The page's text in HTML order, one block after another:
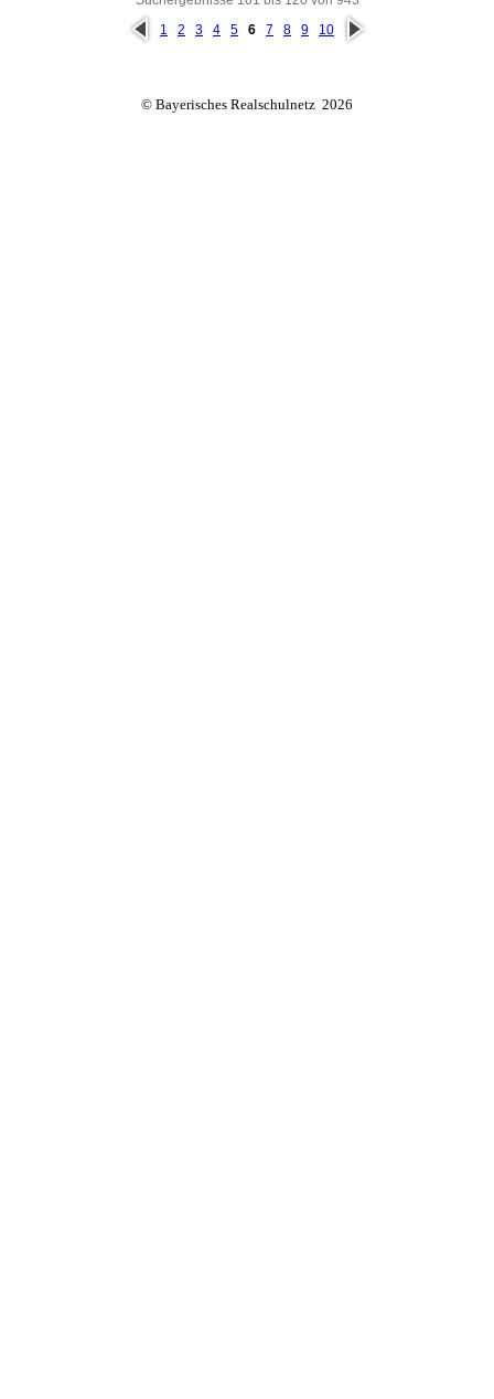
vorh
erig
1 2 3 4 5 6 7 8 9 10
näc
hste
© Bayerisches Realschulnetz 2026